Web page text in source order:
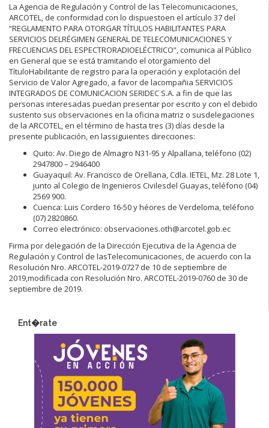
La Agencia de Regulación y Control de las Telecomunicaciones,
ARCOTEL, de conformidad con lo dispuestoen el artículo 37 del
“REGLAMENTO PARA OTORGAR TÍTULOS HABILITANTES PARA
SERVICIOS DELRÉGIMEN GENERAL DE TELECOMUNICACIONES Y
FRECUENCIAS DEL ESPECTRORADIOELÉCTRICO”, comunica al Público
en General que se está tramitando el otorgamiento del
TítuloHabilitante de registro para la operación y explotación del
Servicio de Valor Agregado, a favor de lacompañia SERVICIOS
INTEGRADOS DE COMUNICACION SERIDEC S.A. a fin de que las
personas interesadas puedan presentar por escrito y con el debido
sustento sus observaciones en la oficina matriz o susdelegaciones
de la ARCOTEL, en el término de hasta tres (3) días desde la
presente publicación, en lassiguientes direcciones:
Quito: Av. Diego de Almagro N31-95 y Alpallana, teléfono (02)
2947800 – 2946400
Guayaquil: Av. Francisco de Orellana, Cdla. IETEL, Mz. 28 Lote 1,
junto al Colegio de Ingenieros Civilesdel Guayas, teléfono (04)
2569 900.
Cuenca: Luis Cordero 16-50 y héores de Verdeloma, teléfono
(07) 2820860.
Correo electrónico: observaciones.oth@arcotel.gob.ec
Firma por delegación de la Dirección Ejecutiva de la Agencia de
Regulación y Control de lasTelecomunicaciones, de acuerdo con la
Resolución Nro. ARCOTEL-2019-0727 de 10 de septiembre de
2019,modificada con Resolución Nro. ARCOTEL-2019-0760 de 30 de
septiembre de 2019.
Ent�rate